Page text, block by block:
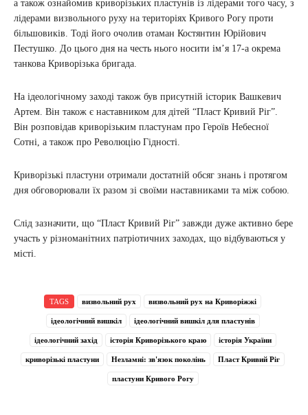
а також ознайомив криворізьких пластунів із лідерами того часу, з
лідерами визвольного руху на територіях Кривого Рогу проти
більшовиків. Тоді його очолив отаман Костянтин Юрійович
Пестушко. До цього дня на честь нього носити ім’я 17-а окрема
танкова Криворізька бригада.
На ідеологічному заході також був присутній історик Вашкевич
Артем. Він також є наставником для дітей “Пласт Кривий Ріг”.
Він розповідав криворізьким пластунам про Героїв Небесної
Сотні, а також про Революцію Гідності.
Криворізькі пластуни отримали достатній обсяг знань і протягом
дня обговорювали їх разом зі своїми наставниками та між собою.
Слід зазначити, що “Пласт Кривий Ріг” завжди дуже активно бере
участь у різноманітних патріотичних заходах, що відбуваються у
місті.
TAGS визвольний рух визвольний рух на Криворіжжі
ідеологічний вишкіл ідеологічний вишкіл для пластунів
ідеологічний захід історія Криворізького краю історія України
криворізькі пластуни Незламні: зв'язок поколінь Пласт Кривий Ріг
пластуни Кривого Рогу